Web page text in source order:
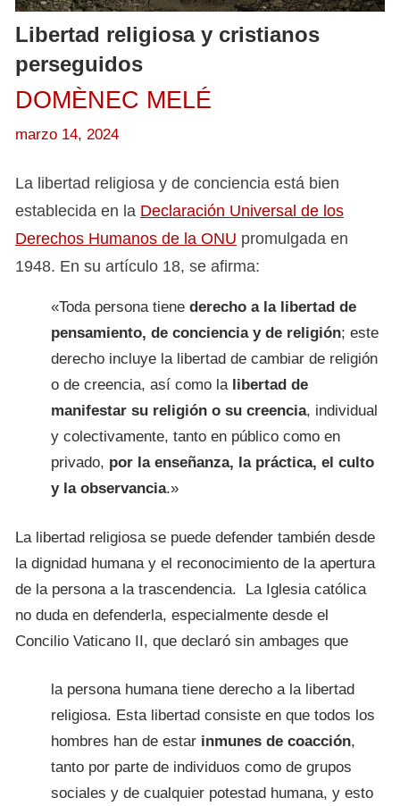
Libertad religiosa y cristianos
perseguidos
DOMÈNEC MELÉ
marzo 14, 2024
La libertad religiosa y de conciencia está bien
establecida en la Declaración Universal de los
Derechos Humanos de la ONU promulgada en
1948. En su artículo 18, se afirma:
«Toda persona tiene derecho a la libertad de
pensamiento, de conciencia y de religión; este
derecho incluye la libertad de cambiar de religión
o de creencia, así como la libertad de
manifestar su religión o su creencia, individual
y colectivamente, tanto en público como en
privado, por la enseñanza, la práctica, el culto
y la observancia.»
La libertad religiosa se puede defender también desde
la dignidad humana y el reconocimiento de la apertura
de la persona a la trascendencia. La Iglesia católica
no duda en defenderla, especialmente desde el
Concilio Vaticano II, que declaró sin ambages que
la persona humana tiene derecho a la libertad
religiosa. Esta libertad consiste en que todos los
hombres han de estar inmunes de coacción,
tanto por parte de individuos como de grupos
sociales y de cualquier potestad humana, y esto